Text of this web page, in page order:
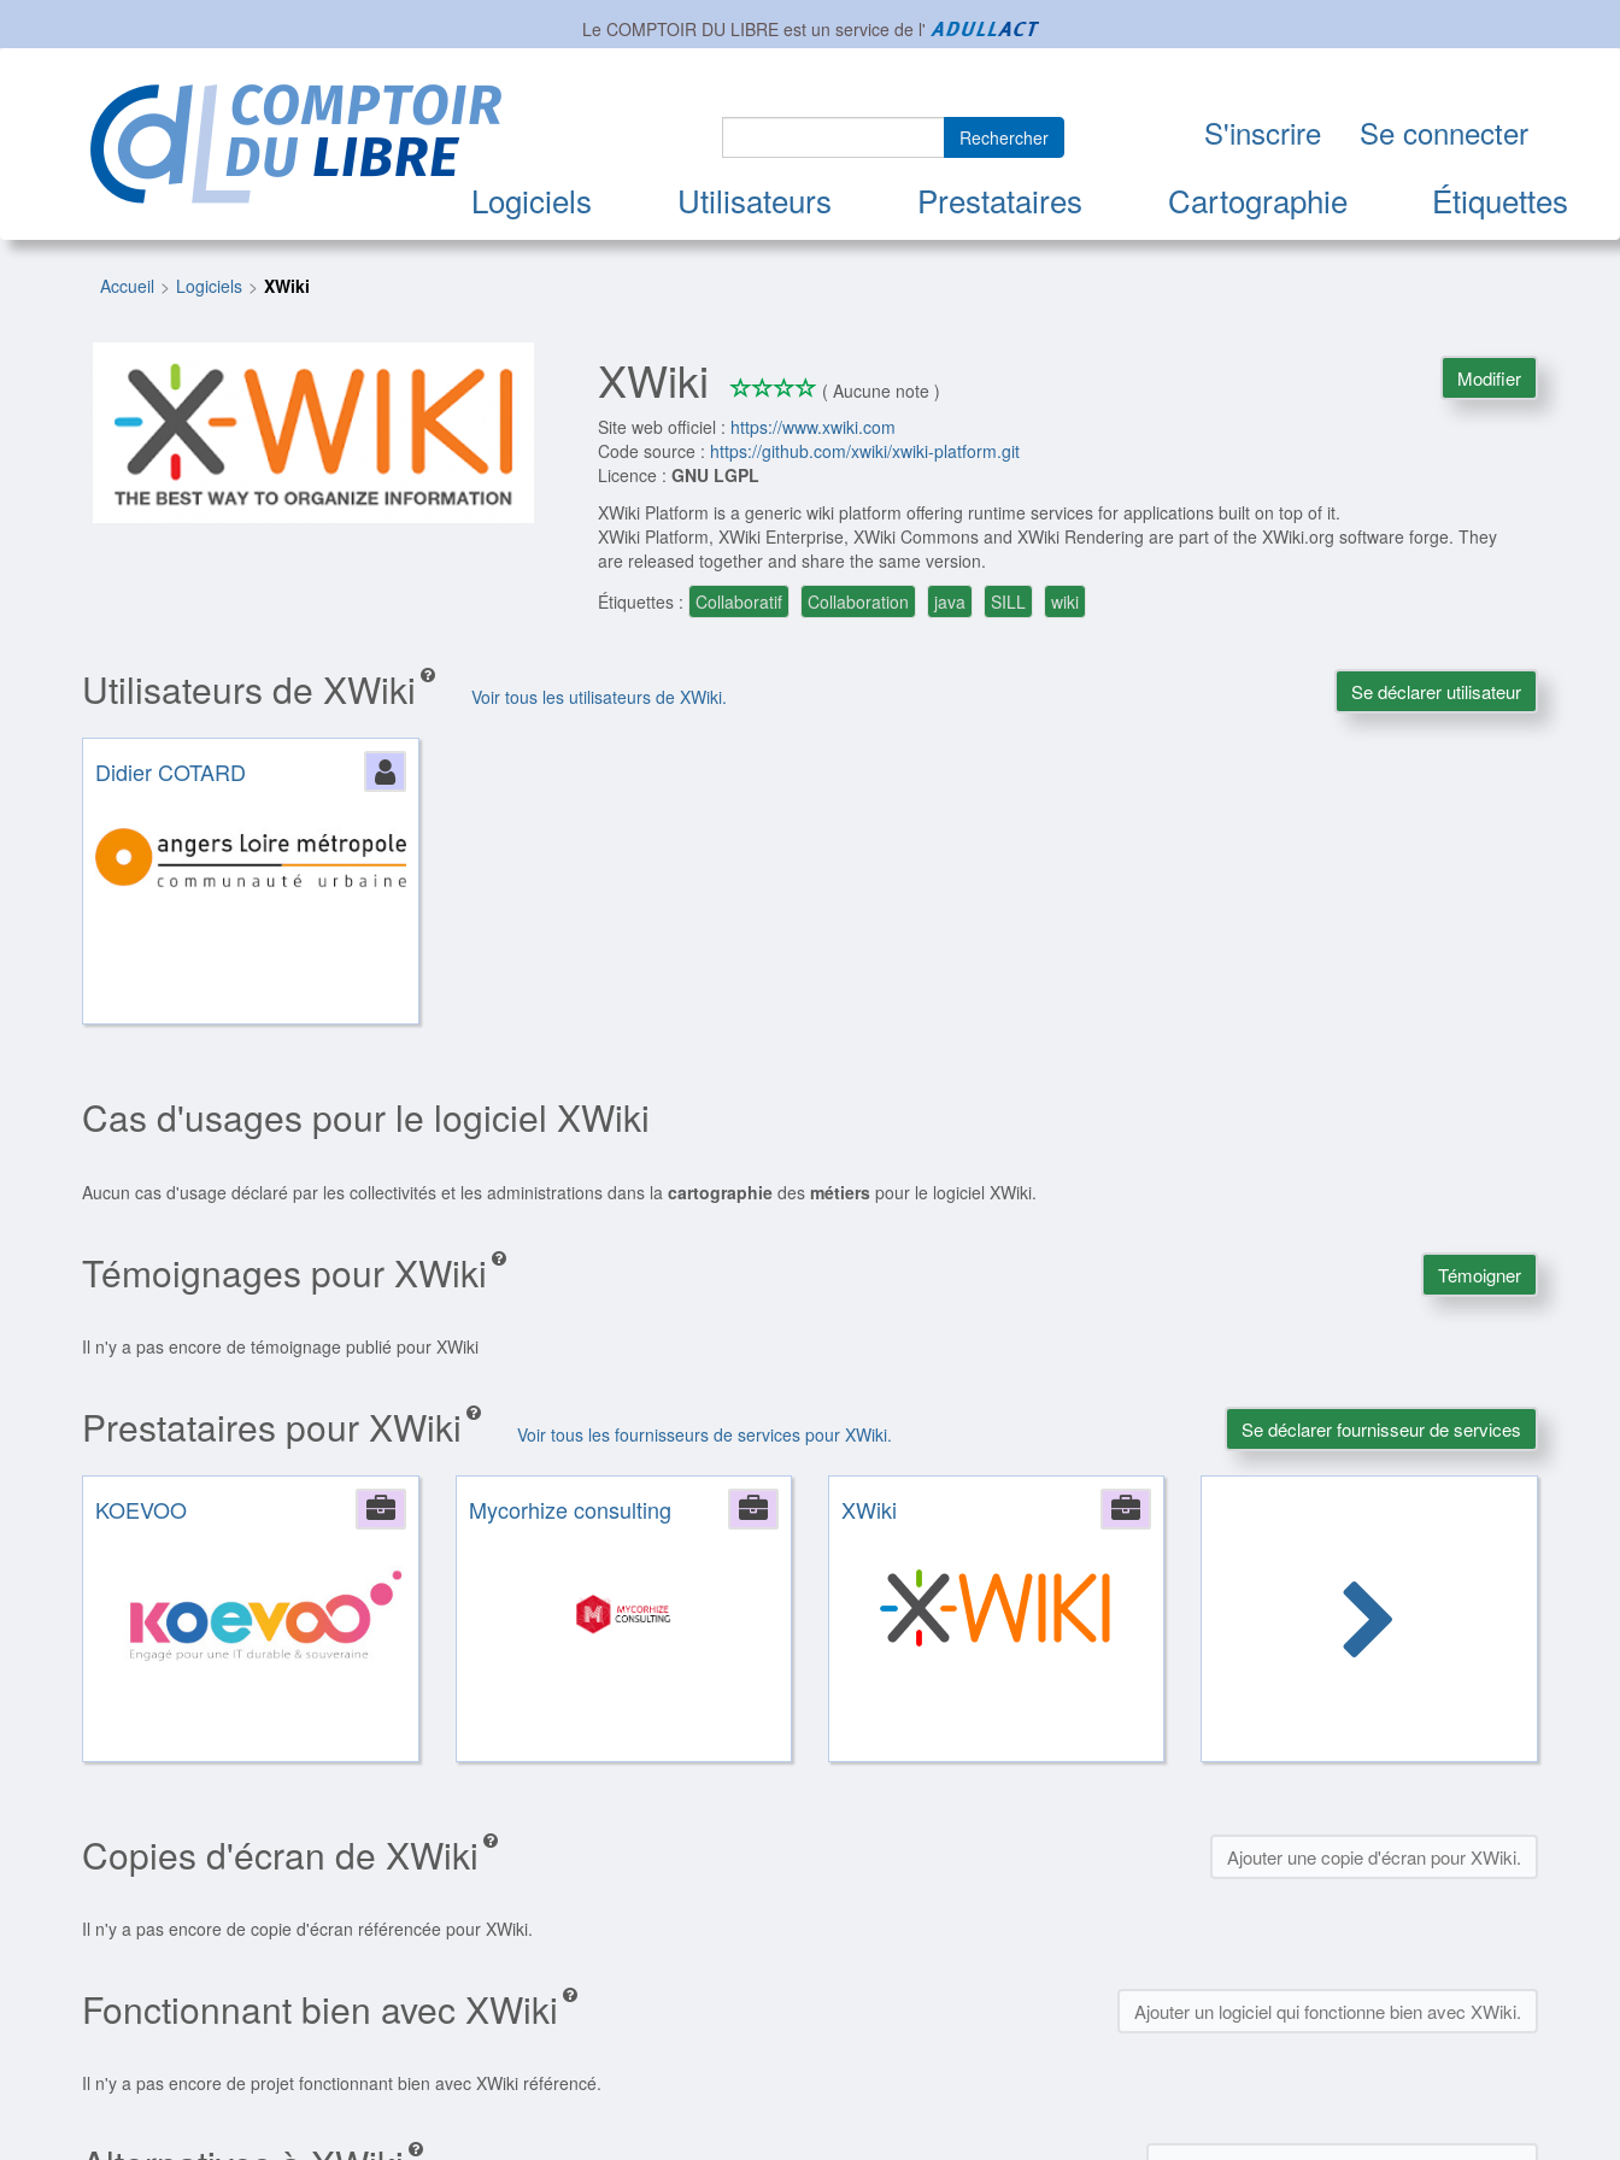
Le COMPTOIR DU LIBRE est un service de l'
Logiciels Utilisateurs Prestataires Cartographie Étiquettes
Rechercher S'inscrire Se connecter
Accueil Logiciels XWiki
XWiki ****
0/4
( Aucune note )
Site web officiel : https://www.xwiki.com
Code source : https://github.com/xwiki/xwiki-platform.git
Licence : GNU LGPL
XWiki Platform is a generic wiki platform offering runtime services for applications built on top of it.
XWiki Platform, XWiki Enterprise, XWiki Commons and XWiki Rendering are part of the XWiki.org software forge. They
are released together and share the same version.
Étiquettes : Collaboratif Collaboration java SILL wiki
Modifier
Utilisateurs de XWiki Voir tous les utilisateurs de XWiki. Se déclarer utilisateur
Person
Didier COTARD
Cas d'usages pour le logiciel XWiki
Aucun cas d'usage déclaré par les collectivités et les administrations dans lacartographie desmétiers pour le logiciel XWiki.
Témoignages pour XWiki Témoigner
Il n'y a pas encore de témoignage publié pour XWiki
Prestataires pour XWiki Voir tous les fournisseurs de services pour XWiki. Se déclarer fournisseur de services
Company
KOEVOO Company
Mycorhize consulting Company
XWiki
Copies d'écran de XWiki Ajouter une copie d'écran pour XWiki.
Il n'y a pas encore de copie d'écran référencée pour XWiki.
Fonctionnant bien avec XWiki Ajouter un logiciel qui fonctionne bien avec XWiki.
Il n'y a pas encore de projet fonctionnant bien avec XWiki référencé.